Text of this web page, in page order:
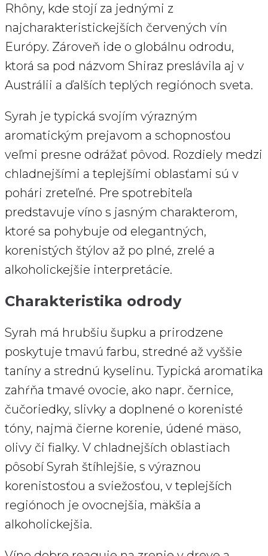
Rhôny, kde stojí za jednými z
najcharakteristickejších červených vín
Európy. Zároveň ide o globálnu odrodu,
ktorá sa pod názvom Shiraz preslávila aj v
Austrálii a ďalších teplých regiónoch sveta.
Syrah je typická svojím výrazným
aromatickým prejavom a schopnosťou
veľmi presne odrážať pôvod. Rozdiely medzi
chladnejšími a teplejšími oblasťami sú v
pohári zreteľné. Pre spotrebiteľa
predstavuje víno s jasným charakterom,
ktoré sa pohybuje od elegantných,
korenistých štýlov až po plné, zrelé a
alkoholickejšie interpretácie.
Charakteristika odrody
Syrah má hrubšiu šupku a prirodzene
poskytuje tmavú farbu, stredné až vyššie
taníny a strednú kyselinu. Typická aromatika
zahŕňa tmavé ovocie, ako napr. černice,
čučoriedky, slivky a doplnené o korenisté
tóny, najmä čierne korenie, údené mäso,
olivy či fialky. V chladnejších oblastiach
pôsobí Syrah štíhlejšie, s výraznou
korenistosťou a sviežosťou, v teplejších
regiónoch je ovocnejšia, mäkšia a
alkoholickejšia.